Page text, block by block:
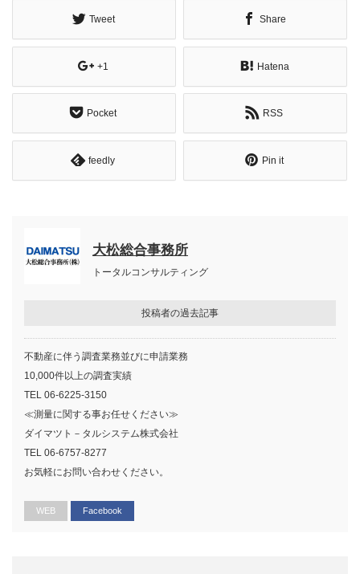
Tweet Share
+1 Hatena
Pocket RSS
feedly Pin it
大松総合事務所
トータルコンサルティング
投稿者の過去記事
不動産に伴う調査業務並びに申請業務
10,000件以上の調査実績
TEL 06-6225-3150
≪測量に関する事お任せください≫
ダイマツト－タルシステム株式会社
TEL 06-6757-8277
お気軽にお問い合わせください。
WEB Facebook